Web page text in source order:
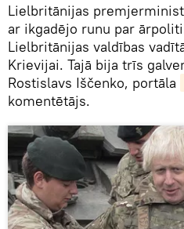
Lielbritānijas
ar ikgadējo runu par
Lielbritānijas valdības
Krievijai. Tajā bija trīs
Rostislavs Iščenko, portāla
komentētājs.